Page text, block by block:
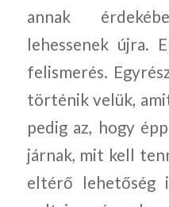
annak
lehessenek újra.
felismerés.
történik velük,
pedig az, hogy
járnak, mit kell
eltérő lehetőség